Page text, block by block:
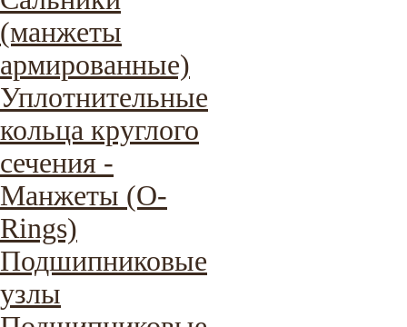
(манжеты
армированные)
Уплотнительные
кольца круглого
сечения -
Манжеты (O-
Rings)
Подшипниковые
узлы